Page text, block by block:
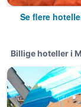
Se flere
Billige hoteller i